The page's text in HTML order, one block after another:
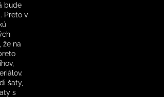
bude
Preto v
že na
šaty,
s